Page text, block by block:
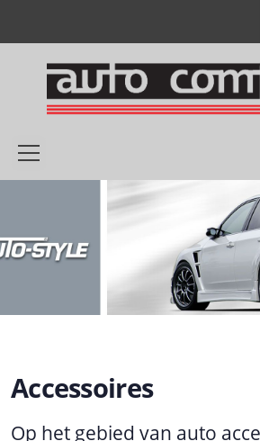
Accessoires
Op het gebied van auto